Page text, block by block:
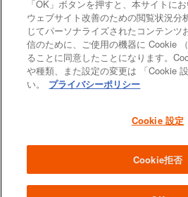
お問い合わせ
「OK」ボタンを押すと、本サイトにお
ウェブサイト改善のための閲覧状況分
じてパーソナライズされたコンテンツ
信のために、ご使用の機器に Cookie
ることに同意したことになります。
や種類、また設定の変更は 「Cookie
い。
プライバシーポリシー
Cookie 設定
Cookie拒否